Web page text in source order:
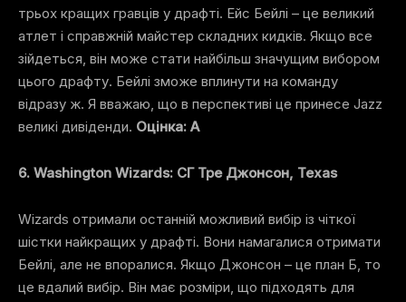
трьох кращих гравців у драфті. Ейс Бейлі – це великий
атлет і справжній майстер складних кидків. Якщо все
зійдеться, він може стати найбільш значущим вибором
цього драфту. Бейлі зможе вплинути на команду
відразу ж. Я вважаю, що в перспективі це принесе Jazz
великі дивіденди. Оцінка: A
6. Washington Wizards: СГ Тре Джонсон, Texas
Wizards отримали останній можливий вибір із чіткої
шістки найкращих у драфті. Вони намагалися отримати
Бейлі, але не впоралися. Якщо Джонсон – це план Б, то
це вдалий вибір. Він має розміри, що підходять для